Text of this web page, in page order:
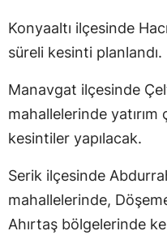
Konyaaltı ilçesinde
süreli kesinti planlandı.
Manavgat ilçesinde
mahallelerinde yatırım
kesintiler yapılacak.
Serik ilçesinde
mahallelerinde,
Ahırtaş bölgelerinde